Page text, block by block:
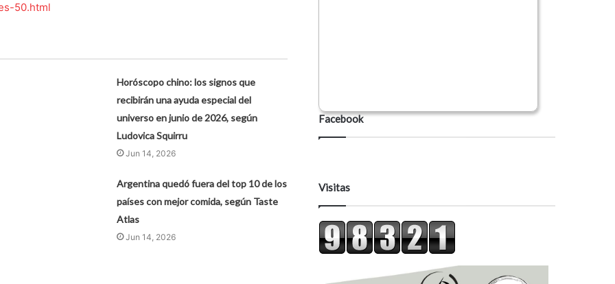
50.html
Horóscopo chino: los signos que
recibirán una ayuda especial del
universo en junio de 2026, según
Ludovica Squirru
Jun 14, 2026
Argentina quedó fuera del top 10 de los
países con mejor comida, según Taste
Atlas
Jun 14, 2026
Facebook
Visitas